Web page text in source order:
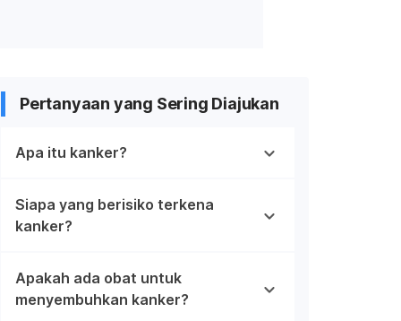
Pertanyaan yang Sering Diajukan
Apa itu kanker?
Siapa yang berisiko terkena
kanker?
Apakah ada obat untuk
menyembuhkan kanker?